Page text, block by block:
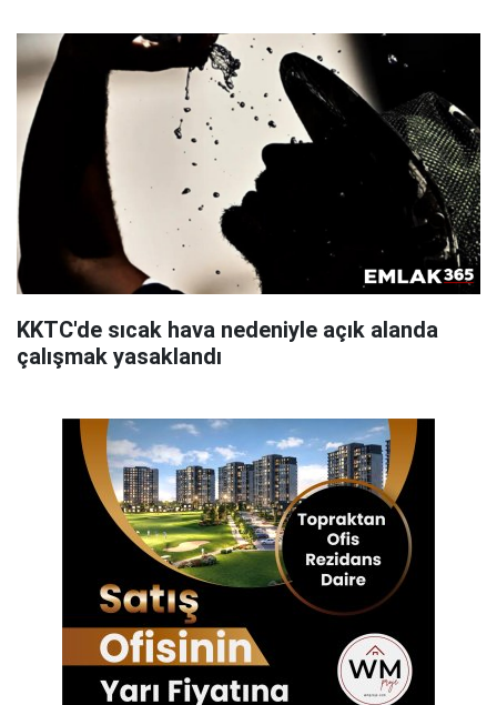
KKTC'de sıcak hava nedeniyle açık alanda
çalışmak yasaklandı